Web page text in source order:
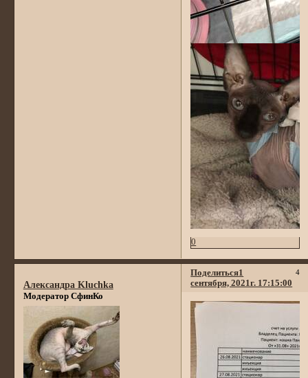
0
Поделиться 4
1
сентября, 2021г. 17:15:00
Александра Kluchka
Модератор СфинКо